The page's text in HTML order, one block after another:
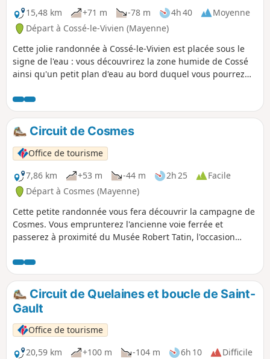
15,48 km
+71 m -78 m 4h 40
Moyenne
Départ à Cossé-le-Vivien (Mayenne)
Cette jolie randonnée à Cossé-le-Vivien est placée sous le
signe de l'eau : vous découvrirez la zone humide de Cossé
ainsi qu'un petit plan d'eau au bord duquel vous pourrez
Circuit de Cosmes
Office de tourisme
7,86 km
+53 m -44 m 2h 25
Facile
Départ à Cosmes (Mayenne)
Cette petite randonnée vous fera découvrir la campagne de
Cosmes. Vous emprunterez l'ancienne voie ferrée et
passerez à proximité du Musée Robert Tatin, l'occasion
Circuit de Quelaines et boucle de Saint-
Gault
Office de tourisme
20,59 km
+100 m -104 m 6h 10
Difficile